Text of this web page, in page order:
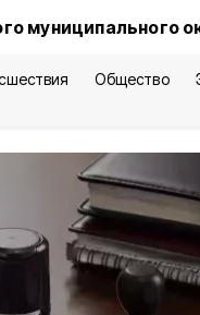
муниципального
Общество